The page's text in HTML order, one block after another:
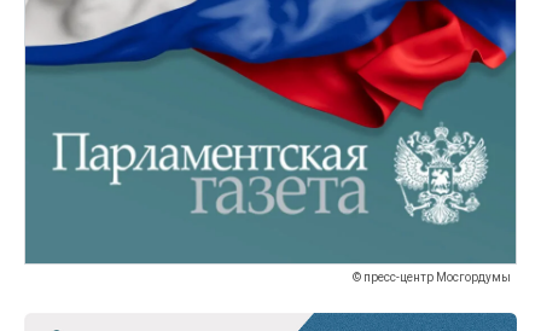
© пресс-центр Мосгордумы